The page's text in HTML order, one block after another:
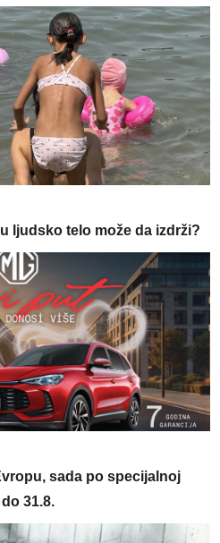
ljudsko telo može da izdrži?
sada po specijalnoj
31.8.